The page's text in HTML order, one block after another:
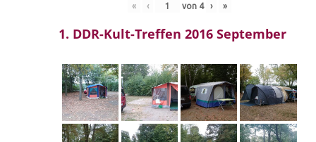
« ‹ von 4 › »
1. DDR-Kult-Treffen 2016 September